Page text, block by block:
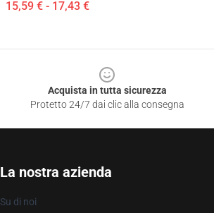
15,59 € - 17,43 €
Acquista in tutta sicurezza
Protetto 24/7 dai clic alla consegna
La nostra azienda
Su di noi